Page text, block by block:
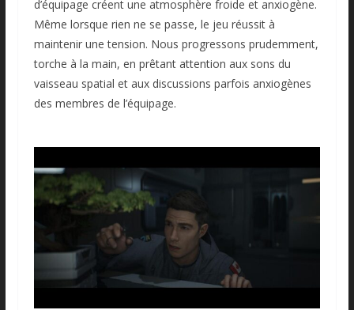
d’équipage créent une atmosphère froide et anxiogène.
Même lorsque rien ne se passe, le jeu réussit à
maintenir une tension. Nous progressons prudemment,
torche à la main, en prêtant attention aux sons du
vaisseau spatial et aux discussions parfois anxiogènes
des membres de l’équipage.